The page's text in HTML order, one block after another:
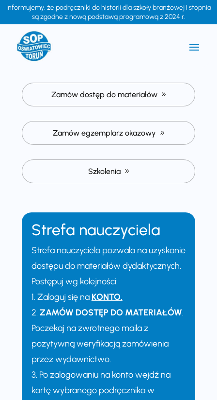
Informujemy, że podręczniki do historii dla szkoły branżowej I stopnia
są zgodne z nową podstawą programową z 2024 r.
Zamów dostęp do materiałów
Zamów egzemplarz okazowy
Szkolenia
Strefa nauczyciela
Strefa nauczyciela pozwala na uzyskanie
dostępu do materiałów dydaktycznych.
Postępuj wg kolejności:
1. Zaloguj się na KONTO.
2. ZAMÓW DOSTĘP DO MATERIAŁÓW.
Poczekaj na zwrotnego maila z
pozytywną weryfikacją zamówienia
przez wydawnictwo.
3. Po zalogowaniu na konto wejdź na
kartę wybranego podręcznika w